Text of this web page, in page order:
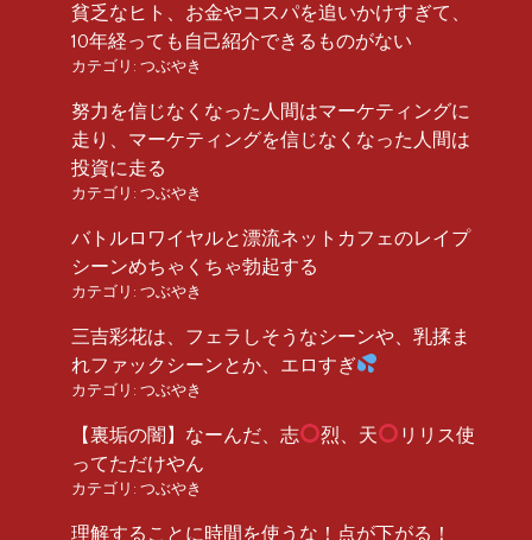
貧乏なヒト、お金やコスパを追いかけすぎて、
10年経っても自己紹介できるものがない
カテゴリ: つぶやき
努力を信じなくなった人間はマーケティングに
走り、マーケティングを信じなくなった人間は
投資に走る
カテゴリ: つぶやき
バトルロワイヤルと漂流ネットカフェのレイプ
シーンめちゃくちゃ勃起する
カテゴリ: つぶやき
三吉彩花は、フェラしそうなシーンや、乳揉ま
れファックシーンとか、エロすぎ
カテゴリ: つぶやき
【裏垢の闇】なーんだ、志 烈、天
リリス使
ってただけやん
カテゴリ: つぶやき
理解することに時間を使うな！点が下がる！